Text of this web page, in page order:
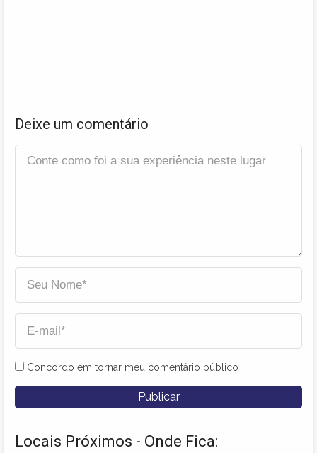
Deixe um comentário
Concordo em tornar meu comentário público
Locais Próximos - Onde Fica: